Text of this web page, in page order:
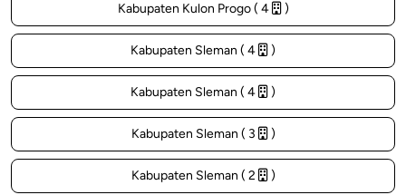
Kabupaten Kulon Progo ( 4 )
Kabupaten Sleman ( 4 )
Kabupaten Sleman ( 4 )
Kabupaten Sleman ( 3 )
Kabupaten Sleman ( 2 )